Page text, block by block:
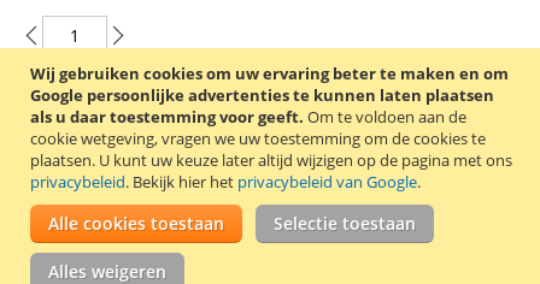
Wij gebruiken cookies om uw ervaring beter te maken en om
Google persoonlijke advertenties te kunnen laten plaatsen
als u daar toestemming voor geeft. Om te voldoen aan de
cookie wetgeving, vragen we uw toestemming om de cookies te
plaatsen. U kunt uw keuze later altijd wijzigen op de pagina met ons
privacybeleid. Bekijk hier het privacybeleid van Google.
Alle cookies toestaan Selectie toestaan
Alles weigeren
In Winkelwagen
VOEG TOE AAN VERLANGLIJST
TOEVOEGEN OM TE VERGELIJKEN